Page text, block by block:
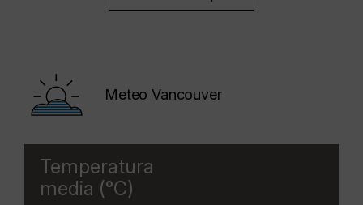
Meteo Vancouver
Temperatura
media (°C)